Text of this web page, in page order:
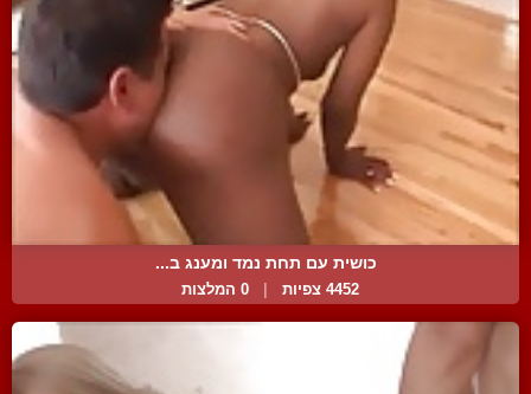
כושית עם תחת נמד ומענג ב...
4452 צפיות | 0 המלצות